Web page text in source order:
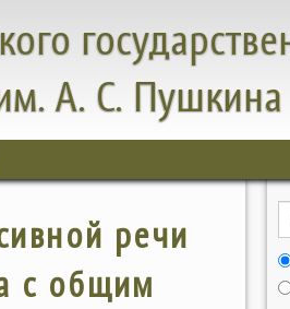
А. С. Пушкина
речи
с общим